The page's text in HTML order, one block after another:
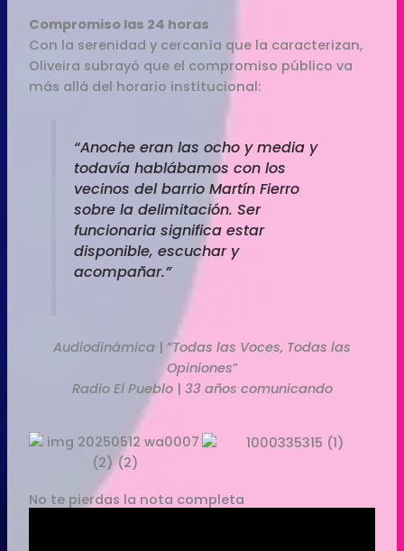
Compromiso las 24 horas
Con la serenidad y cercanía que la caracterizan,
Oliveira subrayó que el compromiso público va
más allá del horario institucional:
“Anoche eran las ocho y media y
todavía hablábamos con los
vecinos del barrio Martín Fierro
sobre la delimitación. Ser
funcionaria significa estar
disponible, escuchar y
acompañar.”
Audiodinámica | “Todas las Voces, Todas las
Opiniones”
Radio El Pueblo| 33 años comunicando
No te pierdas la nota completa